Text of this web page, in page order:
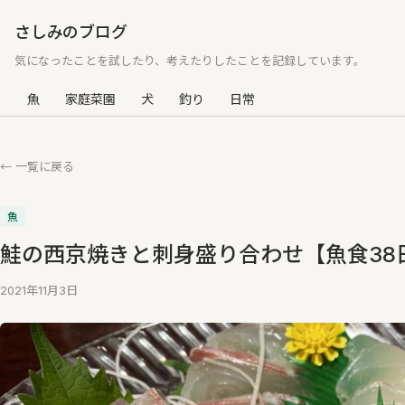
さしみのブログ
気になったことを試したり、考えたりしたことを記録しています。
魚 家庭菜園 犬 釣り 日常
← 一覧に戻る
魚
鮭の西京焼きと刺身盛り合わせ【魚食38
2021年11月3日